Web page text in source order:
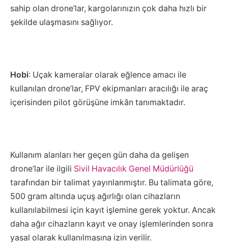
sahip olan drone’lar, kargolarınızın çok daha hızlı bir
şekilde ulaşmasını sağlıyor.
Hobi: Uçak kameralar olarak eğlence amacı ile
kullanılan drone’lar, FPV ekipmanları aracılığı ile araç
içerisinden pilot görüşüne imkân tanımaktadır.
Kullanım alanları her geçen gün daha da gelişen
drone’lar ile ilgili Sivil Havacılık Genel Müdürlüğü
tarafından bir talimat yayınlanmıştır. Bu talimata göre,
500 gram altında uçuş ağırlığı olan cihazların
kullanılabilmesi için kayıt işlemine gerek yoktur. Ancak
daha ağır cihazların kayıt ve onay işlemlerinden sonra
yasal olarak kullanılmasına izin verilir.